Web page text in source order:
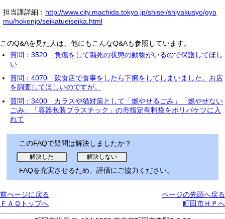
担当課詳細： http://www.city.machida.tokyo.jp/shisei/shiyakusyo/gyo
mu/hokenjo/seikatueiseika.html
このQ&Aを見た人は、他にもこんなQ&Aも参照しています。
質問：3520 負傷をして瀕死の状態の動物がいるので保護してほし
い
質問：4070 飲食店で食事をしたら下痢をしてしまいました。お店
を調査してほしいのですが。
質問：3400 カラスや猫対策として「燃やせるごみ」「燃やせない
ごみ」「容器包装プラスチック」の市指定有料袋をポリバケツに入
れて
このFAQで疑問は解決しましたか？
FAQを充実させるため、評価にご協力ください。
前ぺージに戻る
ページの先頭へ戻る
ＦＡＱトップへ
町田市ＨＰへ